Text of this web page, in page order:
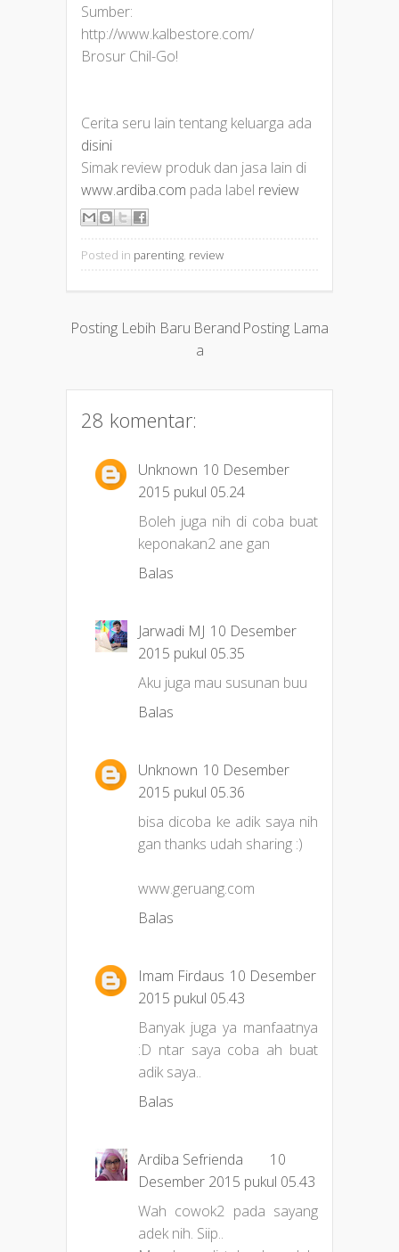
Sumber:
http://www.kalbestore.com/
Brosur Chil-Go!
Cerita seru lain tentang keluarga ada
disini
Simak review produk dan jasa lain di
www.ardiba.com pada label review
Posted in parenting review
Posting Lebih Baru Posting Lama
Berand
a
28 komentar:
Unknown 10 Desember
2015 pukul 05.24
Boleh juga nih di coba buat
keponakan2 ane gan
Balas
Jarwadi MJ 10 Desember
2015 pukul 05.35
Aku juga mau susunan buu
Balas
Unknown 10 Desember
2015 pukul 05.36
bisa dicoba ke adik saya nih
gan thanks udah sharing :)
www.geruang.com
Balas
Imam Firdaus 10 Desember
2015 pukul 05.43
Banyak juga ya manfaatnya
:D ntar saya coba ah buat
adik saya..
Balas
Ardiba Sefrienda
10
Desember 2015 pukul 05.43
Wah cowok2 pada sayang
adek nih. Siip..